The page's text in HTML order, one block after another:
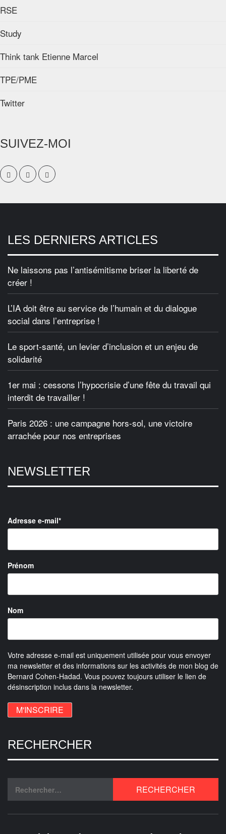
RSE
Study
Think tank Etienne Marcel
TPE/PME
Twitter
SUIVEZ-MOI
FacebookTwitter Linkedin
LES DERNIERS ARTICLES
Ne laissons pas l’antisémitisme briser la liberté de
créer !
L’IA doit être au service de l’humain et du dialogue
social dans l’entreprise !
Le sport-santé, un levier d’inclusion et un enjeu de
solidarité
1er mai : cessons l’hypocrisie d’une fête du travail qui
interdit de travailler !
Paris 2026 : une campagne hors-sol, une victoire
arrachée pour nos entreprises
NEWSLETTER
Adresse e-mail*
Prénom
Nom
Votre adresse e-mail est uniquement utilisée pour vous envoyer
ma newsletter et des informations sur les activités de mon blog de
Bernard Cohen-Hadad. Vous pouvez toujours utiliser le lien de
désinscription inclus dans la newsletter.
RECHERCHER